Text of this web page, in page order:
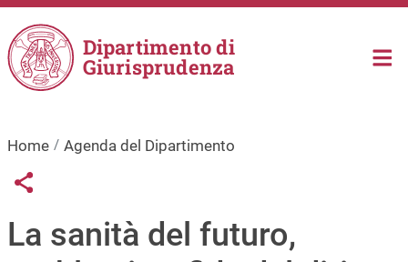
Salta al contenuto principale
Dipartimento di
Giurisprudenza
Home Agenda del Dipartimento
Links condivisione social
Share button
La sanità del futuro,